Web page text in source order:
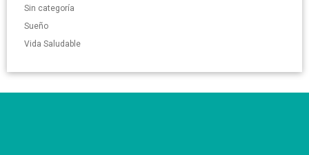
Sin categoría
Sueño
Vida Saludable